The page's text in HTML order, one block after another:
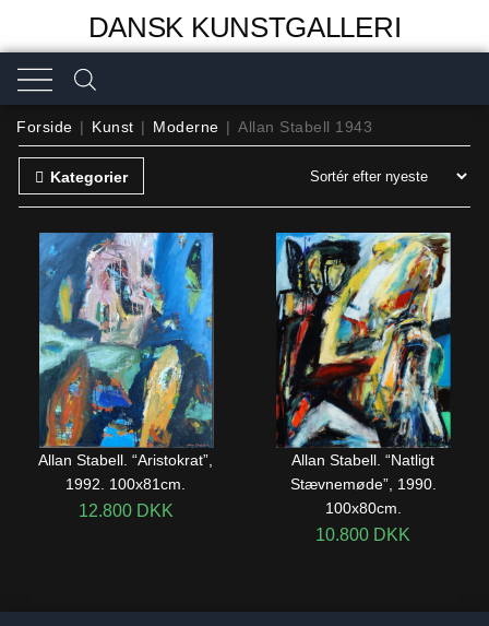
DANSK KUNSTGALLERI
Forside | Kunst | Moderne | Allan Stabell 1943
Kategorier
Allan Stabell. “Aristokrat”,
1992. 100x81cm.
12.800 DKK
Allan Stabell. “Natligt
Stævnemøde”, 1990.
100x80cm.
10.800 DKK